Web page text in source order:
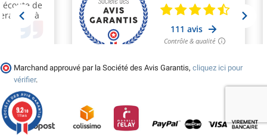
Marchand approuvé par la Société des Avis Garantis, cliquez ici pour
vérifier.
9.2/10
111 avis